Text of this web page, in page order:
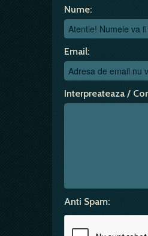
Nume:
Email:
Interpreateaza /
Anti Spam: